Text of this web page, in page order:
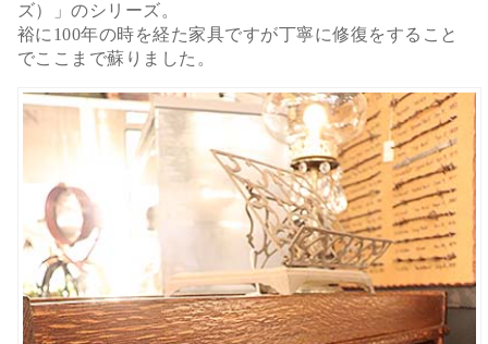
ズ）」のシリーズ。
裕に100年の時を経た家具ですが丁寧に修復をすること
でここまで蘇りました。